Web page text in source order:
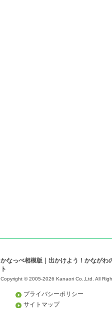
かなっぺ相模版｜出かけよう！かながわ
ト
Copyright © 2005-2026 Kanaori Co.,Ltd. All
プライバシーポリシー
サイトマップ